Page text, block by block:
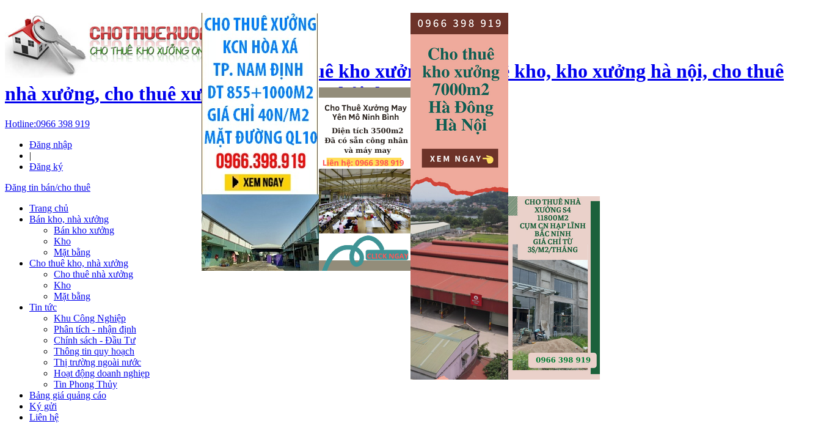
cho thuê kho xưởng, cho thuê kho, kho xưởng hà nội, cho thuê
nhà xưởng, cho thuê xưởng, kho xưởng hải dương
Hotline:0966 398 919
Đăng nhập
|
Đăng ký
Đăng tin bán/cho thuê
Trang chủ
Bán kho, nhà xưởng
Bán kho xưởng
Kho
Mặt bằng
Cho thuê kho, nhà xưởng
Cho thuê nhà xưởng
Kho
Mặt bằng
Tin tức
Khu Công Nghiệp
Phân tích - nhận định
Chính sách - Đầu Tư
Thông tin quy hoạch
Thị trường ngoài nước
Hoạt động doanh nghiẹp
Tin Phong Thủy
Bảng giá quảng cáo
Ký gửi
Liên hệ